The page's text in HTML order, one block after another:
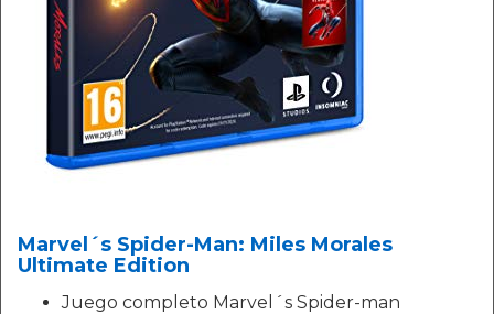
Marvel´s Spider-Man: Miles Morales
Ultimate Edition
Juego completo Marvel´s Spider-man